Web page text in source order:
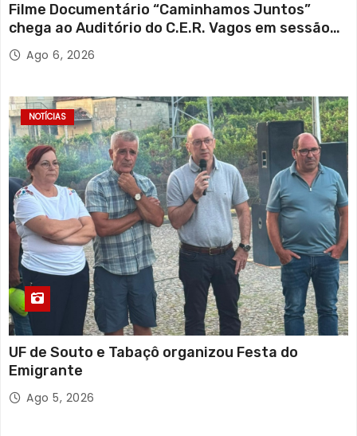
Filme Documentário “Caminhamos Juntos”
chega ao Auditório do C.E.R. Vagos em sessão
solidária
Ago 6, 2026
NOTÍCIAS
UF de Souto e Tabaçô organizou Festa do
Emigrante
Ago 5, 2026